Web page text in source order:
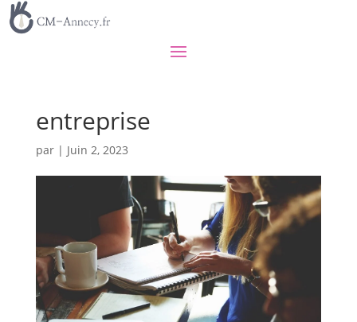
entreprise
par | Juin 2, 2023